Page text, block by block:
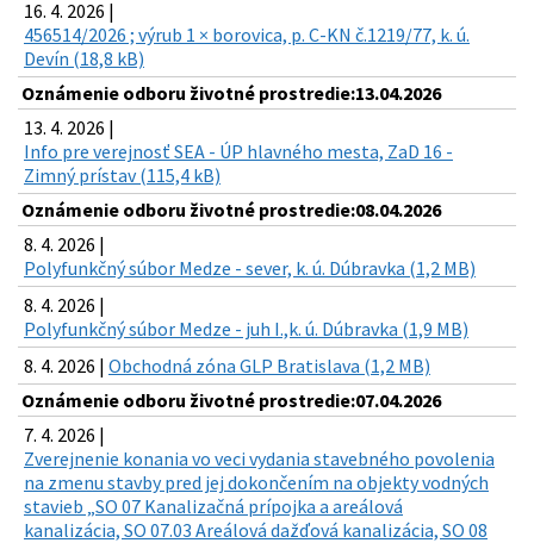
16. 4. 2026 |
456514/2026 ; výrub 1 × borovica, p. C-KN č.1219/77, k. ú.
Devín (18,8 kB)
Oznámenie odboru životné prostredie:13.04.2026
13. 4. 2026 |
Info pre verejnosť SEA - ÚP hlavného mesta, ZaD 16 -
Zimný prístav (115,4 kB)
Oznámenie odboru životné prostredie:08.04.2026
8. 4. 2026 |
Polyfunkčný súbor Medze - sever, k. ú. Dúbravka (1,2 MB)
8. 4. 2026 |
Polyfunkčný súbor Medze - juh I.,k. ú. Dúbravka (1,9 MB)
8. 4. 2026 | Obchodná zóna GLP Bratislava (1,2 MB)
Oznámenie odboru životné prostredie:07.04.2026
7. 4. 2026 |
Zverejnenie konania vo veci vydania stavebného povolenia
na zmenu stavby pred jej dokončením na objekty vodných
stavieb „SO 07 Kanalizačná prípojka a areálová
kanalizácia, SO 07.03 Areálová dažďová kanalizácia, SO 08